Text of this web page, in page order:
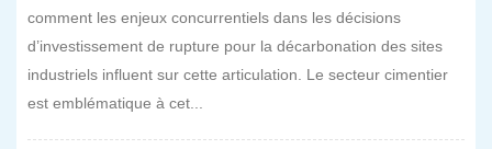
comment les enjeux concurrentiels dans les décisions
d’investissement de rupture pour la décarbonation des sites
industriels influent sur cette articulation. Le secteur cimentier
est emblématique à cet...